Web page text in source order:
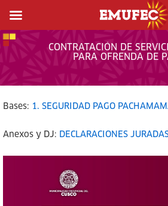
CONTRATACIÓN DE
PARA OFRENDA DE
Bases: 1. SEGURIDAD PAGO
Anexos y DJ: DECLARACIONES